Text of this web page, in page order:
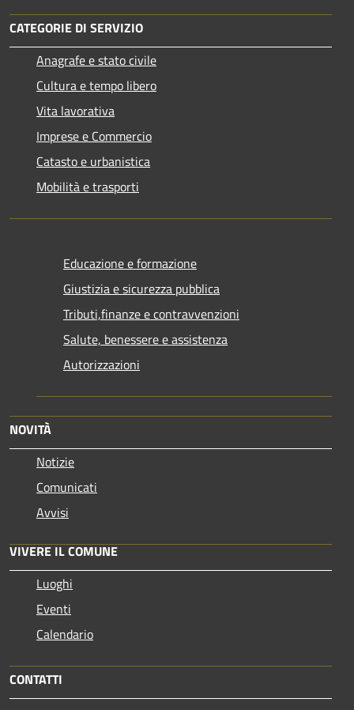
CATEGORIE DI SERVIZIO
Anagrafe e stato civile
Cultura e tempo libero
Vita lavorativa
Imprese e Commercio
Catasto e urbanistica
Mobilità e trasporti
Educazione e formazione
Giustizia e sicurezza pubblica
Tributi,finanze e contravvenzioni
Salute, benessere e assistenza
Autorizzazioni
NOVITÀ
Notizie
Comunicati
Avvisi
VIVERE IL COMUNE
Luoghi
Eventi
Calendario
CONTATTI